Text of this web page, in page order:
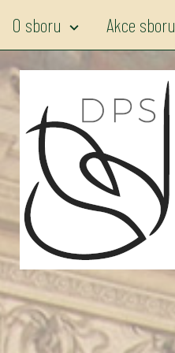
O sboru expand_more Akce sboru